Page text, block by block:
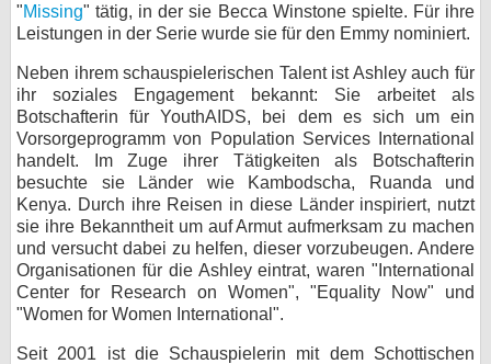
"Missing" tätig, in der sie Becca Winstone spielte. Für ihre
Leistungen in der Serie wurde sie für den Emmy nominiert.
Neben ihrem schauspielerischen Talent ist Ashley auch für
ihr soziales Engagement bekannt: Sie arbeitet als
Botschafterin für YouthAIDS, bei dem es sich um ein
Vorsorgeprogramm von Population Services International
handelt. Im Zuge ihrer Tätigkeiten als Botschafterin
besuchte sie Länder wie Kambodscha, Ruanda und
Kenya. Durch ihre Reisen in diese Länder inspiriert, nutzt
sie ihre Bekanntheit um auf Armut aufmerksam zu machen
und versucht dabei zu helfen, dieser vorzubeugen. Andere
Organisationen für die Ashley eintrat, waren "International
Center for Research on Women", "Equality Now" und
"Women for Women International".
Seit 2001 ist die Schauspielerin mit dem Schottischen